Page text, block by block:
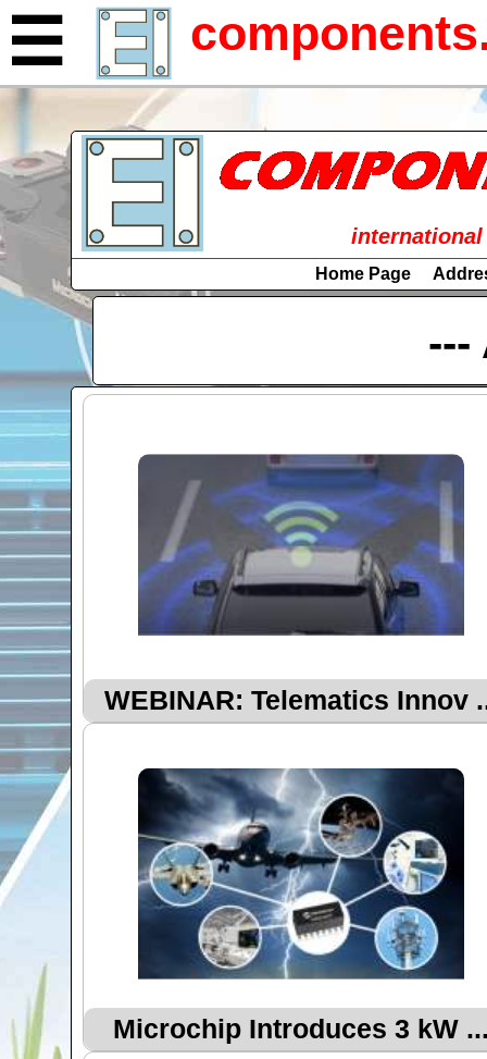
☰
Home Page
---
WEBINAR: Telematics Innov
Microchip Introduces 3 kW